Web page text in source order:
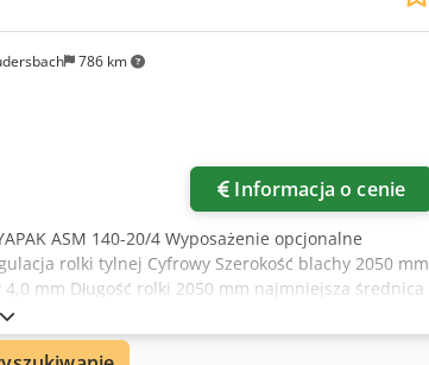
786 km
Informacja o cenie
ASM 140-20/4 Wyposażenie opcjonalne
rolki tylnej Cyfrowy Szerokość blachy 2050 mm
mm Długość rolki 2050 mm najmniejsza średnica
L-W-H 3220 x 1200 x 900 mm Dcodpfx Aed R
Wałek górny można obracać Stożkowe urządzenie